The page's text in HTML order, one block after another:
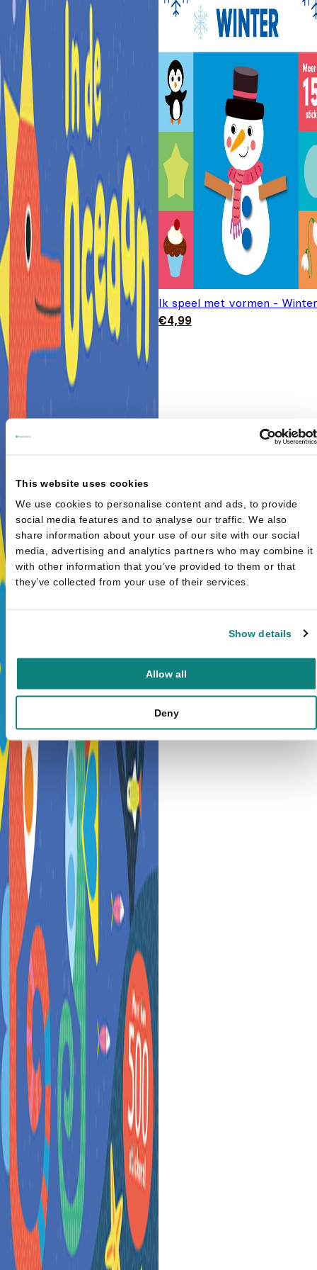
This website uses cookies
We use cookies to personalise content and ads, to provide
social media features and to analyse our traffic. We also
share information about your use of our site with our social
media, advertising and analytics partners who may combine it
with other information that you’ve provided to them or that
they’ve collected from your use of their services.
Show details
Allow all
Deny
Ik speel met vormen - Winter
€4,99